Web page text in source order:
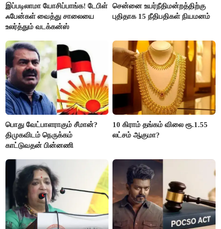
இப்படிலாமா யோசிப்பாங்க! டேபிள்
ஃபேன்கள் வைத்து சாலையை
உலர்த்தும் வடக்கன்ஸ்
சென்னை உயர்நீதிமன்றத்திற்கு
புதிதாக 15 நீதிபதிகள் நியமனம்
பொது வேட்பாளராகும் சீமான்?
திமுகவிடம் நெருக்கம்
காட்டுவதன் பின்னணி
10 கிராம் தங்கம் விலை ரூ.1.55
லட்சம் ஆகுமா?